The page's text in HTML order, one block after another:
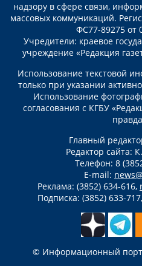
надзору в сфере связи,
массовых коммуникаций.
ФС77-89275 от
Учредители: краевое
учреждение «Редакция
Использование текстовой
только при указании
Использование
согласования с КГБУ
Главный
Редактор сайта:
Телефон: 8
E-mail:
Реклама: (3852) 634-616,
Подписка: (3852) 633-717,
© Информационный